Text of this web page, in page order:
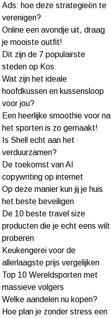
Ads: hoe deze strategieën te
verenigen?
Online een avondje uit, draag
je mooiste outfit!
Dit zijn de 7 populairste
steden op Kos
Wat zijn het ideale
hoofdkussen en kussensloop
voor jou?
Een heerlijke smoothie voor na
het sporten is zo gemaakt!
Is Shell echt aan het
verduurzamen?
De toekomst van AI
copywriting op internet
Op deze manier kun jij je huis
het beste beveiligen
De 10 beste travel size
producten die je echt eens wilt
proberen
Keukengerei voor de
allerlaagste prijs vergelijken
Top 10 Wereldsporten met
massieve volgers
Welke aandelen nu kopen?
Hoe plan je zonder stress een